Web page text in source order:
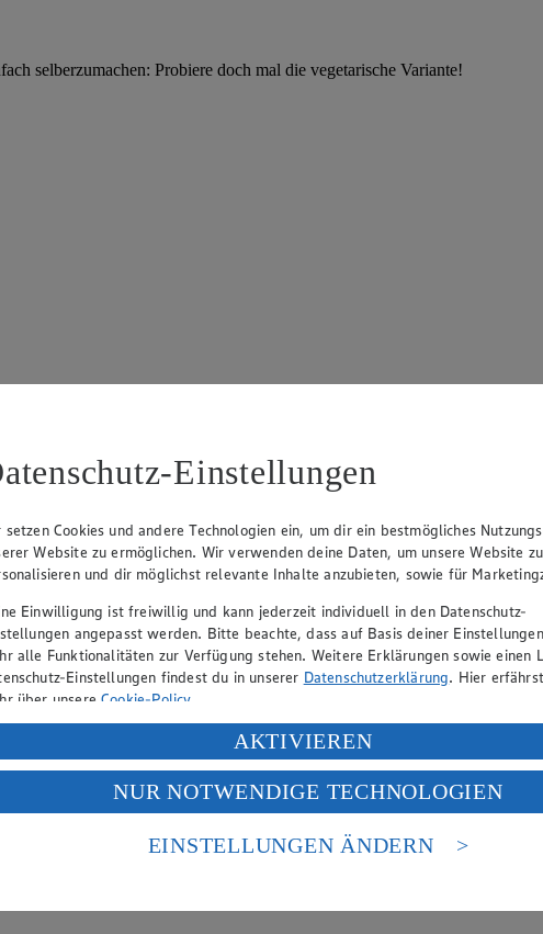
selberzumachen: Probiere doch mal die vegetarische Variante!
Einstellungen
setzen Cookies und andere Technologien ein, um dir ein bestmögliches
Website zu ermöglichen. Wir verwenden deine Daten, um unsere Website zu
und dir möglichst relevante Inhalte anzubieten, sowie für
Einwilligung ist freiwillig und kann jederzeit individuell in den Datenschutz-
angepasst werden. Bitte beachte, dass auf Basis deiner
alle Funktionalitäten zur Verfügung stehen. Weitere Erklärungen sowie einen
Einstellungen findest du in unserer Datenschutzerklärung. Hier
über unsereCookie-Policy.
deiner personenbezogenen Daten in den USA durch Facebook und
du auf „Aktivieren“ klickst, willigst du im Sinne des Art. 49 Abs. 1 Satz 1 lit.
dass deine Daten in den USA verarbeitet werden. Der EuGH sieht die USA als
nach europäischen Standards nicht angemessenen Datenschutzniveau an. Es
eines Zugriffs durch US-amerikanische Behörden.
AKTIVIEREN
NUR NOTWENDIGE TECHNOLOGIEN
EINSTELLUNGEN ÄNDERN